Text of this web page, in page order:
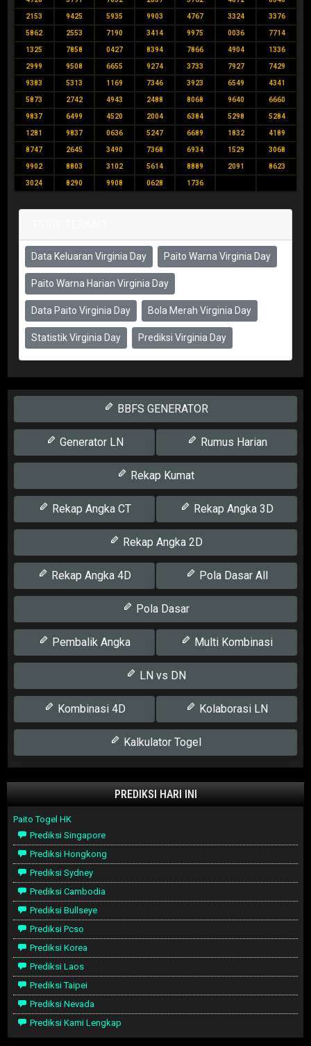
2153 9425 5935 9903 4767 3324 3376
5862 2553 7190 3414 9975 0036 7714
1325 7858 0427 8394 7866 4904 1336
2999 9508 6655 9274 3733 7927 7429
9383 5313 1169 7346 3923 6549 4341
5873 2742 4943 2488 8068 9640 6660
9837 6499 4520 2004 6384 5298 5284
1281 9837 0636 5247 6689 1832 4189
8747 2645 3490 7368 6934 1529 3068
9902 8803 3102 5614 8889 2091 8623
3024 8290 9908 0628 1736
Data Keluaran Virginia Day Paito Warna Virginia Day
Paito Warna Harian Virginia Day
Data Paito Virginia Day Bola Merah Virginia Day
Statistik Virginia Day Prediksi Virginia Day
BBFS GENERATOR
Generator LN Rumus Harian
Rekap Kumat
Rekap Angka CT Rekap Angka 3D
Rekap Angka 2D
Rekap Angka 4D Pola Dasar All
Pola Dasar
Pembalik Angka Multi Kombinasi
LN vs DN
Kombinasi 4D Kolaborasi LN
Kalkulator Togel
PREDIKSI HARI INI
Paito Togel HK
Prediksi Singapore
Prediksi Hongkong
Prediksi Sydney
Prediksi Cambodia
Prediksi Bullseye
Prediksi Pcso
Prediksi Korea
Prediksi Laos
Prediksi Taipei
Prediksi Nevada
Prediksi Kami Lengkap